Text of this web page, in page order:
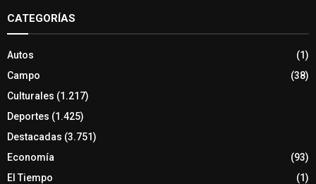
CATEGORÍAS
Autos
(1)
Campo
(38)
Culturales (1.217)
Deportes (1.425)
Destacadas (3.751)
Economía
(93)
El Tiempo
(1)